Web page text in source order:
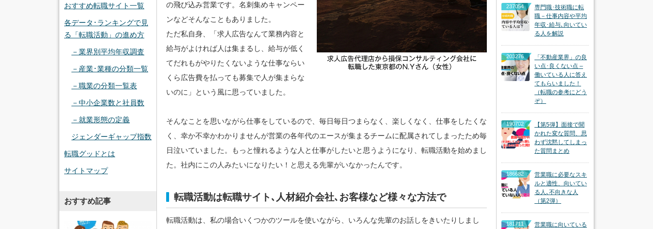
の飛び込み営業です。名刺集めキャンペー
ンなどそんなこともありました。
ただ私自身、「求人広告なんて業務内容と
給与がよければ人は集まるし、給与が低く
てだれもがやりたくないような仕事ならい
くら広告費を払っても募集で人が集まらな
いのに」という風に思っていました。
そんなことを思いながら仕事をしているので、毎日毎日つまらなく、楽しくなく、仕事をしたくな
く、幸か不幸かわかりませんが営業の各年代のエースが集まるチームに配属されてしまったため毎
日泣いていました。もっと憧れるような人と仕事がしたいと思うようになり、転職活動を始めまし
た。社内にこの人みたいになりたい！と思える先輩がいなかったんです。
転職活動は転職サイト､人材紹介会社､お客様など様々な方法で
転職活動は、私の場合いくつかのツールを使いながら、いろんな先輩のお話しをきいたりしまし
おすすめ転職サイト一覧
各データ･ランキングで見
る「転職活動」の進め方
－業界別平均年収調査
－産業･業種の分類一覧
－職業の分類一覧表
－中小企業数と社員数
－就業形態の定義
ジェンダーギャップ指数
転職グッドとは
サイトマップ
おすすめ記事
237054
専門職･技術職に転
職－仕事内容や平均
年収･給与､向いてい
る人を解説
203276
「不動産業界」の良
い点･良くない点 –
働いている人に答え
てもらいました！
（転職の参考にどう
ぞ）
190702
【第5弾】面接で聞
かれた変な質問、思
わず沈黙してしまっ
た質問まとめ
186682
営業職に必要なスキ
ルと適性、向いてい
る人､不向きな人
（第2弾）
181711
営業職に向いている